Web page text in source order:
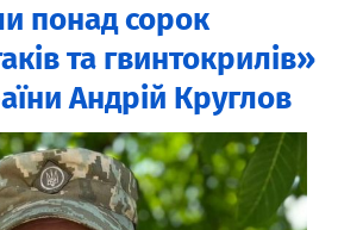
понад сорок
та гвинтокрилів»
Андрій Круглов